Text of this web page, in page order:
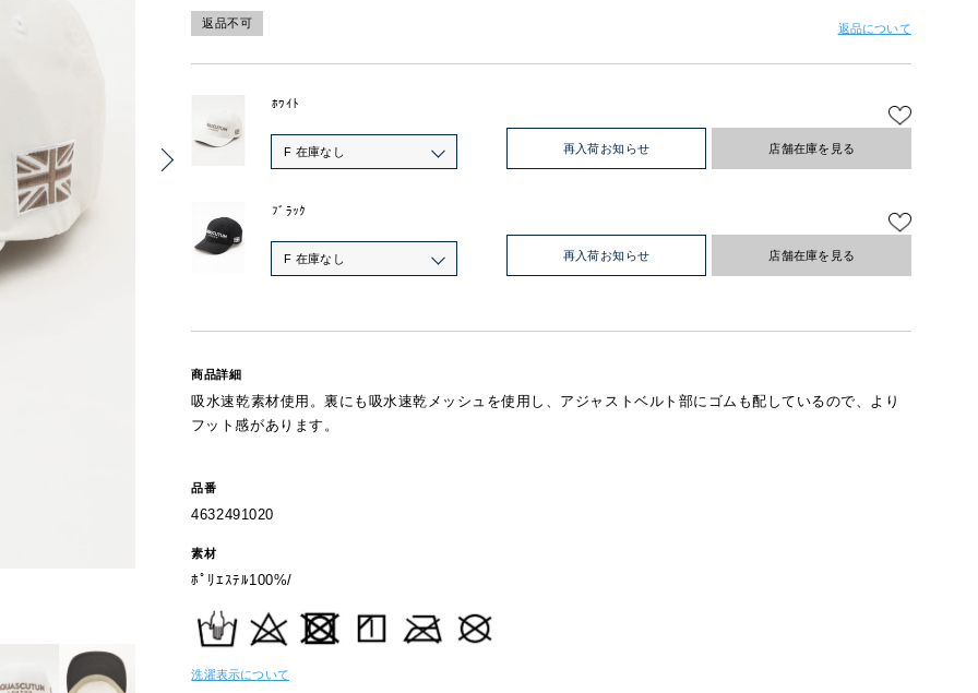
返品不可 返品について
ﾎﾜｲﾄ
F 在庫なし 再入荷お知らせ 店舗在庫を見る
ﾌﾞﾗｯｸ
F 在庫なし 再入荷お知らせ 店舗在庫を見る
商品詳細
吸水速乾素材使用。裏にも吸水速乾メッシュを使用し、アジャストベルト部にゴムも配しているので、より
フット感があります。
品番
4632491020
素材
ﾎﾟﾘｴｽﾃﾙ100%/
洗濯表示について